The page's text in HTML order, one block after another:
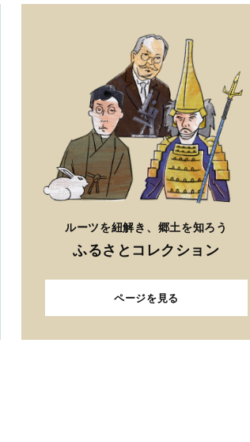
ルーツを紐解き、郷土を知ろう
ふるさとコレクション
ページを見る